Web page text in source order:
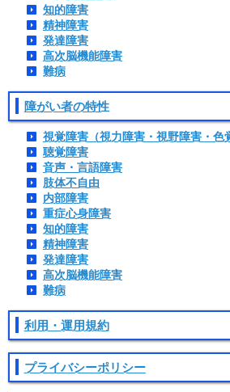
知的障害
精神障害
発達障害
高次脳機能障害
難病
障がい者の特性
視覚障害（視力障害・視野障害・色
聴覚障害
音声・言語障害
肢体不自由
内部障害
重症心身障害
知的障害
精神障害
発達障害
高次脳機能障害
難病
利用・運用規約
プライバシーポリシー